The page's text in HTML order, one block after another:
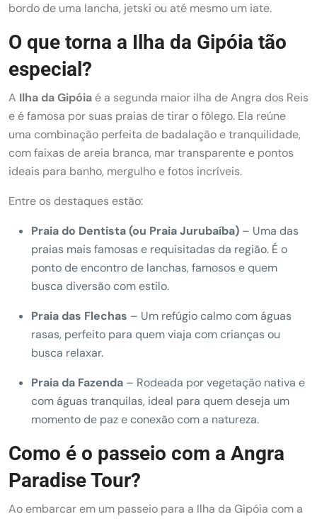
bordo de uma lancha, jetski ou até mesmo um iate.
O que torna a Ilha da Gipóia tão
especial?
A Ilha da Gipóia é a segunda maior ilha de Angra dos Reis
e é famosa por suas praias de tirar o fôlego. Ela reúne
uma combinação perfeita de badalação e tranquilidade,
com faixas de areia branca, mar transparente e pontos
ideais para banho, mergulho e fotos incríveis.
Entre os destaques estão:
Praia do Dentista (ou Praia Jurubaíba) – Uma das
praias mais famosas e requisitadas da região. É o
ponto de encontro de lanchas, famosos e quem
busca diversão com estilo.
Praia das Flechas – Um refúgio calmo com águas
rasas, perfeito para quem viaja com crianças ou
busca relaxar.
Praia da Fazenda – Rodeada por vegetação nativa e
com águas tranquilas, ideal para quem deseja um
momento de paz e conexão com a natureza.
Como é o passeio com a Angra
Paradise Tour?
Ao embarcar em um passeio para a Ilha da Gipóia com a